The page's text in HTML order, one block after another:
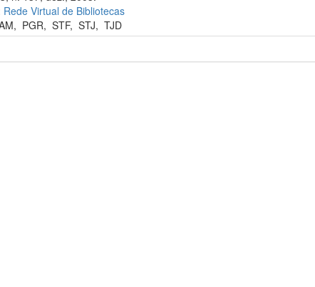
Rede Virtual de Bibliotecas
, PGR,STF,STJ,TJD